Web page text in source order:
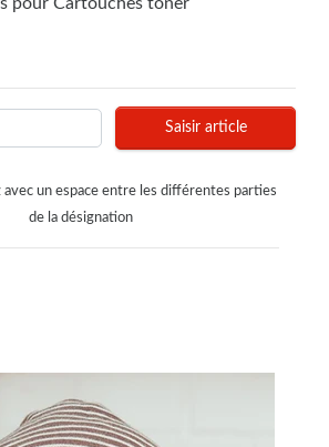
Saisir article
un espace entre les différentes parties
de la désignation